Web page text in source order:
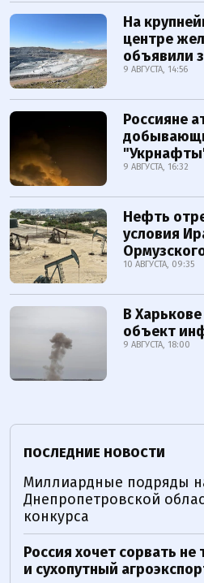
На
центре
объявили
9 АВГУСТА, 14:56
Россияне
9 АВГУСТА, 16:32
Нефть
условия
10 АВГУСТА, 09:35
В
объект
9 АВГУСТА, 18:00
ПОСЛЕДНИЕ НОВОСТИ
Миллиардные подряды
Днепропетровской
конкурса
Россия хочет сорвать
и сухопутный